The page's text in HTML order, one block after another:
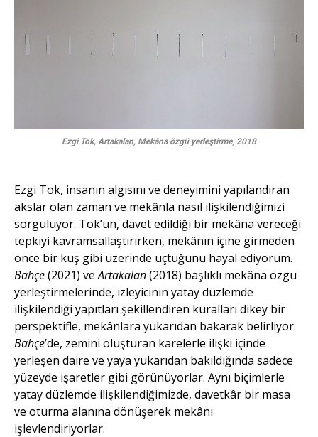
Ezgi Tok, Artakalan, Mekâna özgü yerleştirme, 2018
Ezgi Tok, insanın algısını ve deneyimini yapılandıran
akslar olan zaman ve mekânla nasıl ilişkilendiğimizi
sorguluyor. Tok’un, davet edildiği bir mekâna vereceği
tepkiyi kavramsallaştırırken, mekânın içine girmeden
önce bir kuş gibi üzerinde uçtuğunu hayal ediyorum.
Bahçe(2021) veArtakalan(2018) başlıklı mekâna özgü
yerleştirmelerinde, izleyicinin yatay düzlemde
ilişkilendiği yapıtları şekillendiren kuralları dikey bir
perspektifle, mekânlara yukarıdan bakarak belirliyor.
Bahçe’de, zemini oluşturan karelerle ilişki içinde
yerleşen daire ve yaya yukarıdan bakıldığında sadece
yüzeyde işaretler gibi görünüyorlar. Aynı biçimlerle
yatay düzlemde ilişkilendiğimizde, davetkâr bir masa
ve oturma alanına dönüşerek mekânı
işlevlendiriyorlar.